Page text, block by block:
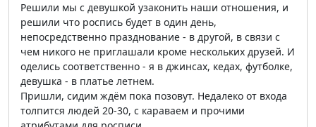
Решили мы с девушкой узаконить наши отношения, и
решили что роспись будет в один день,
непосредственно празднование - в другой, в связи с
чем никого не приглашали кроме нескольких друзей. И
оделись соответственно - я в джинсах, кедах, футболке,
девушка - в платье летнем.
Пришли, сидим ждём пока позовут. Недалеко от входа
толпится людей 20-30, с караваем и прочими